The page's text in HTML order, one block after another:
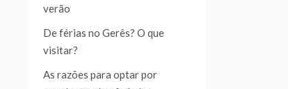
verão
De férias no Gerês? O que
visitar?
As razões para optar por